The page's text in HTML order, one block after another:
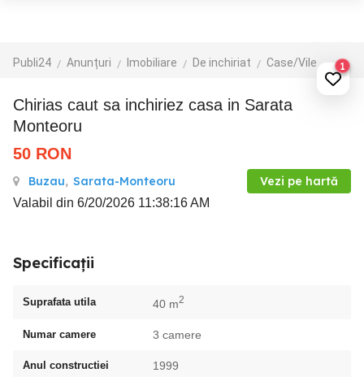
Publi24 Anunțuri Imobiliare De inchiriat Case/Vile 1
chirias caut sa inchiriez casa in Sarata
Monteoru
50 RON
Buzau, Sarata-Monteoru Vezi pe hartă
Valabil din 6/20/2026 11:38:16 AM
Specificații
Suprafata utila 40 m2
Numar camere 3 camere
Anul constructiei 1999